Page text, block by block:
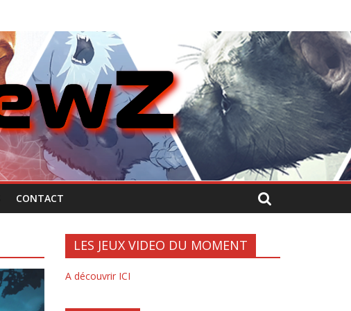
CONTACT
LES JEUX VIDEO DU MOMENT
A découvrir ICI